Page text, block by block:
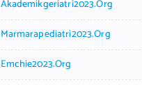
Akademikgeriatri2023.org
Marmarapediatri2023.org
Emchie2023.org